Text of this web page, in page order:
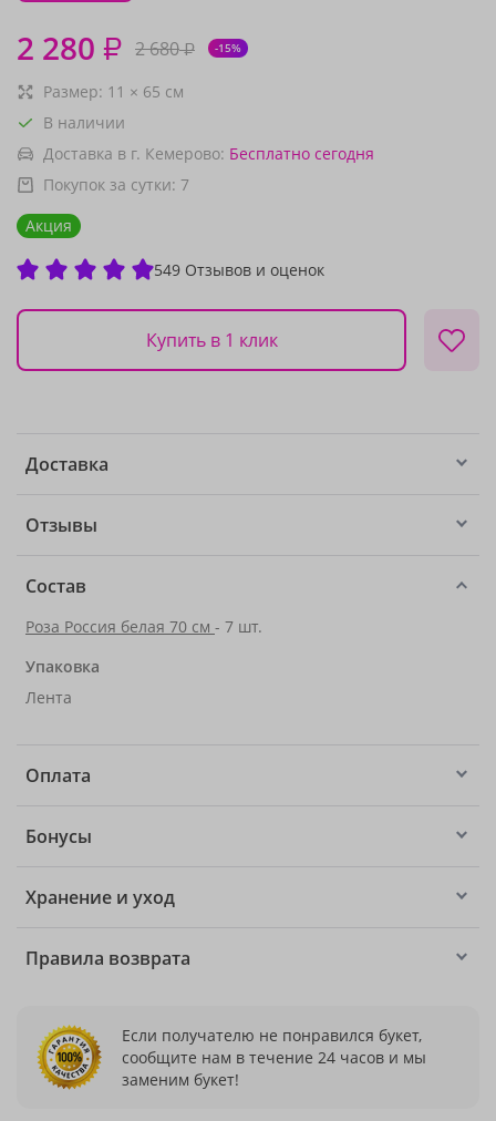
2 280 ₽ 2 680₽ -15%
Размер: 11 × 65 см
В наличии
Доставка в г. Кемерово: Бесплатно сегодня
Покупок за сутки: 7
Акция
549 Отзывов и оценок
Купить в 1 клик
Доставка
Отзывы
Состав
Роза Россия белая 70 см - 7 шт.
Упаковка
Лента
Оплата
Бонусы
Хранение и уход
Правила возврата
Если получателю не понравился букет,
сообщите нам в течение 24 часов и мы
заменим букет!